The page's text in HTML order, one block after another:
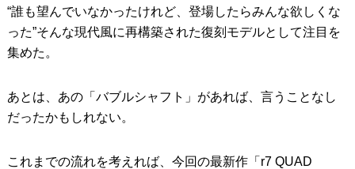
“誰も望んでいなかったけれど、登場したらみんな欲しくな
った”そんな現代風に再構築された復刻モデルとして注目を
集めた。
あとは、あの「バブルシャフト」があれば、言うことなし
だったかもしれない。
これまでの流れを考えれば、今回の最新作「r7 QUAD